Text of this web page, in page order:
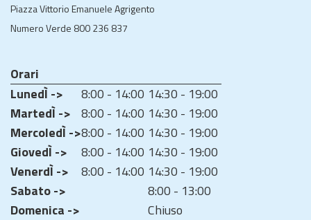
Piazza Vittorio Emanuele Agrigento
Numero Verde 800 236 837
Orari
LunedÌ ->
8:00 - 14:00 14:30 - 19:00
MartedÌ -> 8:00 - 14:00 14:30 - 19:00
MercoledÌ ->8:00 - 14:00 14:30 - 19:00
GiovedÌ ->
8:00 - 14:00 14:30 - 19:00
VenerdÌ ->
8:00 - 14:00 14:30 - 19:00
Sabato ->
8:00 - 13:00
Domenica ->
Chiuso